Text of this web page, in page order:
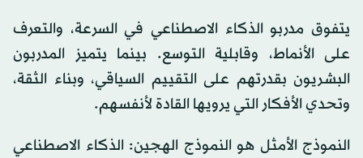
يتفوق مدربو الذكاء الاصطناعي في السرعة، والتعرف
على الأنماط، وقابلية التوسع. بينما يتميز المدربون
البشريون بقدرتهم على التقييم السياقي، وبناء الثقة،
وتحدي الأفكار التي يرويها القادة لأنفسهم.
النموذج الأمثل هو النموذج الهجين: الذكاء الاصطناعي